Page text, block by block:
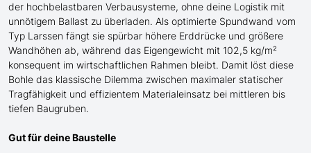
der hochbelastbaren Verbausysteme, ohne deine Logistik mit
unnötigem Ballast zu überladen. Als optimierte Spundwand vom
Typ Larssen fängt sie spürbar höhere Erddrücke und größere
Wandhöhen ab, während das Eigengewicht mit 102,5 kg/m²
konsequent im wirtschaftlichen Rahmen bleibt. Damit löst diese
Bohle das klassische Dilemma zwischen maximaler statischer
Tragfähigkeit und effizientem Materialeinsatz bei mittleren bis
tiefen Baugruben.
Gut für deine Baustelle